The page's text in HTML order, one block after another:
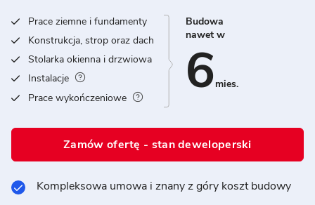
Prace ziemne i fundamenty
Konstrukcja, strop oraz dach
Stolarka okienna i drzwiowa
Instalacje
Prace wykończeniowe
Budowa
nawet w
6 mies.
Zamów ofertę - stan deweloperski
Kompleksowa umowa i znany z góry koszt budowy